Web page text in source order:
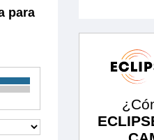
para